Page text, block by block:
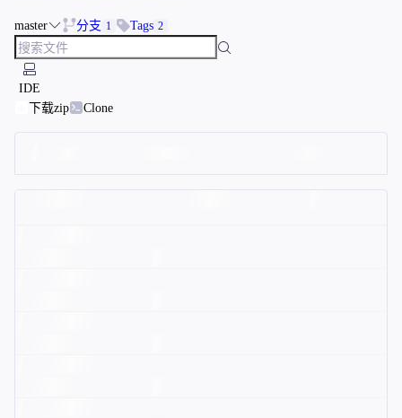
master 分支 1 Tags 2
IDE
下载zip
Clone